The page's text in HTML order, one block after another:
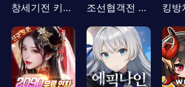
창세기전 키우기 조선협객전 클래식